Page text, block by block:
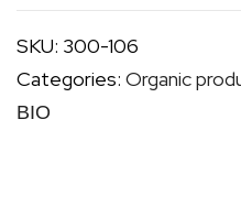
δέρμα
BIOΛΟΓΙΚΟ
ποσότητα
SKU: 300-106
Categories: Organic
ΒΙΟ